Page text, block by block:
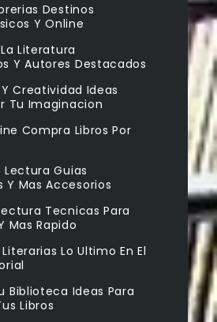
Destinos
Y Online
Literatura
Y Autores Destacados
Creatividad Ideas
Tu Imaginacion
Compra Libros Por
Guias
Y Mas Accesorios
Tecnicas Para
Mas Rapido
Lo Ultimo En El
Biblioteca Ideas Para
Libros